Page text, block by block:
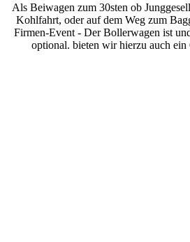
Als Beiwagen zum 30sten ob
Kohlfahrt, oder auf dem Weg zum
Firmen-Event - Der Bollerwagen ist
optional. bieten wir hierzu auch ein